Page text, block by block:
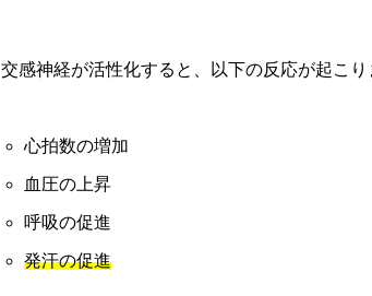
交感神経が活性化すると、以下の反応が起こり
心拍数の増加
血圧の上昇
呼吸の促進
発汗の促進